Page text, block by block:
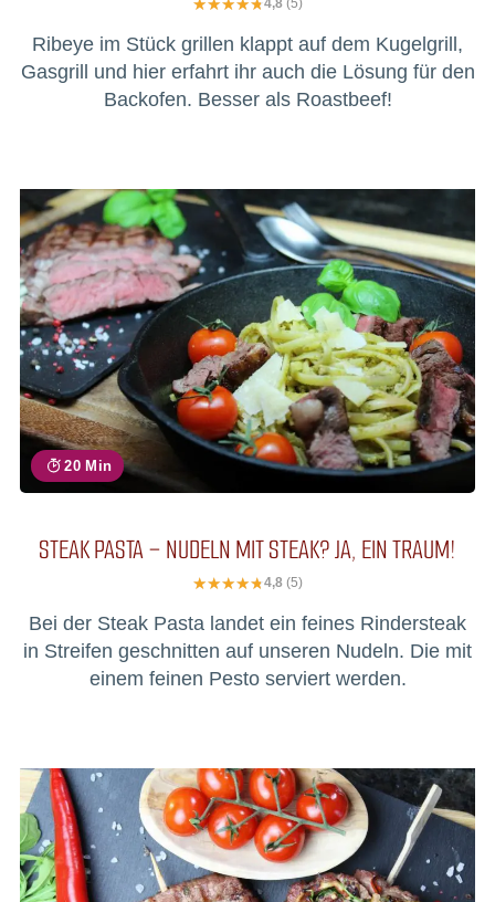
4,8 (5)
Ribeye im Stück grillen klappt auf dem Kugelgrill,
Gasgrill und hier erfahrt ihr auch die Lösung für den
Backofen. Besser als Roastbeef!
20 Min
STEAK PASTA – NUDELN MIT STEAK? JA, EIN TRAUM!
4,8 (5)
Bei der Steak Pasta landet ein feines Rindersteak
in Streifen geschnitten auf unseren Nudeln. Die mit
einem feinen Pesto serviert werden.